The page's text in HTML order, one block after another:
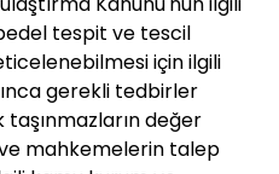
tespit ve tescil
için ilgili
gerekli tedbirler
taşınmazların değer
mahkemelerin talep